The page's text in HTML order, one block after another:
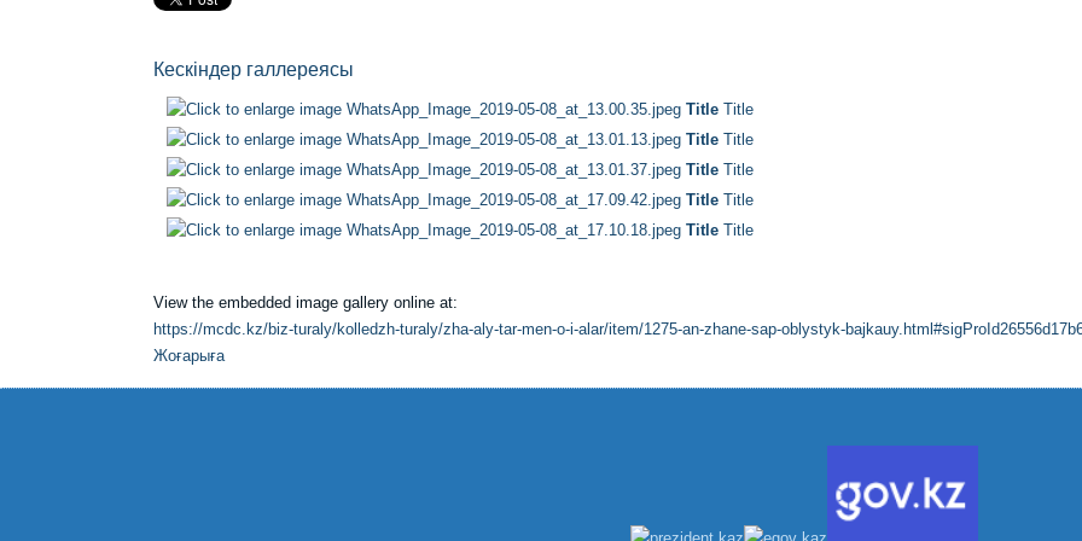
Кескіндер галлереясы
Title Title
Title Title
Title Title
Title Title
Title Title
View the embedded image gallery online at:
https://mcdc.kz/biz-turaly/kolledzh-turaly/zha-aly-tar-men-o-i-alar/item/1275-an-zhane-sap-oblystyk-
Жоғарыға